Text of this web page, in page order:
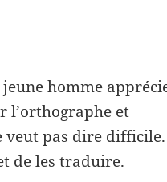
jeune homme
et
veut pas dire difficile.
de les traduire.